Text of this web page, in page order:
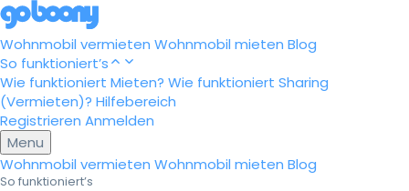
Wohnmobil vermieten Wohnmobil mieten Blog
So funktioniert’s
Wie funktioniert Mieten? Wie funktioniert Sharing
(Vermieten)? Hilfebereich
Registrieren Anmelden
Menu
Wohnmobil vermieten Wohnmobil mieten Blog
So funktioniert’s